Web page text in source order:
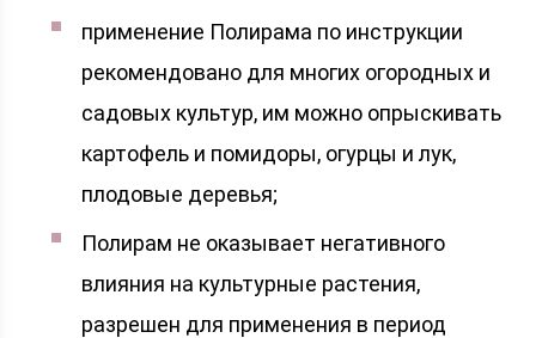
применение Полирама по инструкции
рекомендовано для многих огородных и
садовых культур, им можно опрыскивать
картофель и помидоры, огурцы и лук,
плодовые деревья;
Полирам не оказывает негативного
влияния на культурные растения,
разрешен для применения в период